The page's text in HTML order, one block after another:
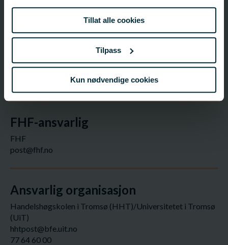
informasjonskapsler ved å bruke nettstedet vårt.
Tillat alle cookies
Tilpass
Kun nødvendige cookies
Prosjektinformasjon
Prosjektnummer: 900890
Startdato: 02.09.2013
Sluttdato: 30.04.2015
Industri, pelagisk
FHF-ansvarlig
FHF
post@fhf.no
Ansvarlig organisasjon
Handelshøgskolen i Tromsø (HHT)/Universitetet i Tromsø
(UiT)
hhtpost@bfe.uit.no
77 64 60 00